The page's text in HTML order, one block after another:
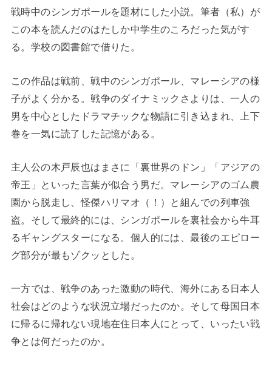
戦時中のシンガポールを題材にした小説。筆者（私）が
この本を読んだのはたしか中学生のころだった気がす
る。学校の図書館で借りた。
この作品は戦前、戦中のシンガポール、マレーシアの様
子がよく分かる。戦争のダイナミックさよりは、一人の
男を中心としたドラマチックな物語に引き込まれ、上下
巻を一気に読了した記憶がある。
主人公の木戸辰也はまさに「裏世界のドン」「アジアの
帝王」といった言葉が似合う男だ。マレーシアのゴム農
園から脱走し、怪傑ハリマオ（！）と組んでの列車強
盗。そして最終的には、シンガポールを裏社会から牛耳
るギャングスターになる。個人的には、最後のエピロー
グ部分が最もゾクッとした。
一方では、戦争のあった激動の時代、海外にある日本人
社会はどのような状況立場だったのか。そして母国日本
に帰るに帰れない現地在住日本人にとって、いったい戦
争とは何だったのか。